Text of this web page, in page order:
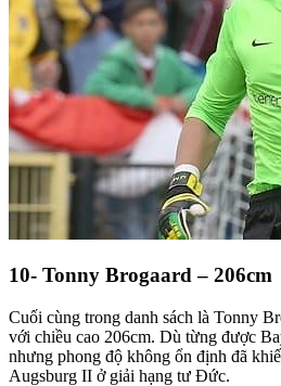
10- Tonny Brogaard – 206cm
Cuối cùng trong danh sách là Tonny
với chiều cao 206cm. Dù từng được
nhưng phong độ không ổn định đã
Augsburg II ở giải hạng tư Đức.